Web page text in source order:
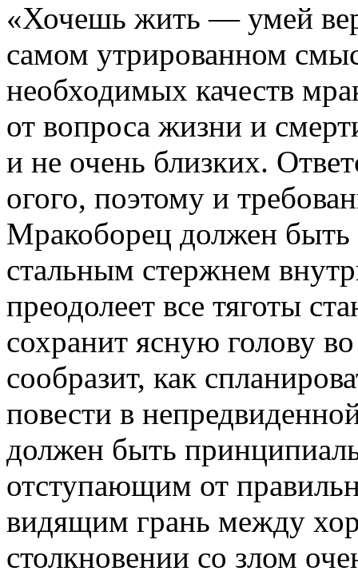
«Хочешь жить — умей
самом утрированном
необходимых качеств
от вопроса жизни и
и не очень близких.
огого, поэтому и
Мракоборец должен быть
стальным стержнем
преодолеет все тяготы
сохранит ясную голову
сообразит, как
повести в
должен быть
отступающим от
видящим грань между
столкновении со злом